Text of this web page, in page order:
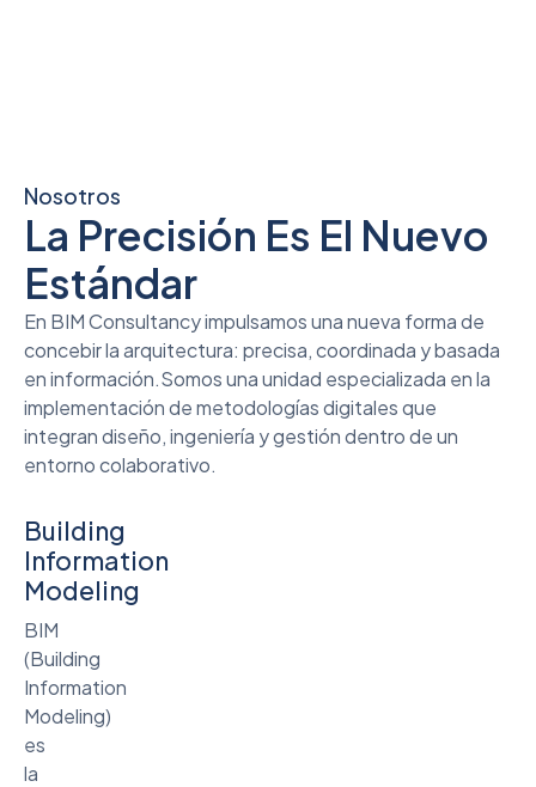
Nosotros
La Precisión Es El Nuevo
Estándar
En BIM Consultancy impulsamos una nueva forma de
concebir la arquitectura: precisa, coordinada y basada
en información.Somos una unidad especializada en la
implementación de metodologías digitales que
integran diseño, ingeniería y gestión dentro de un
entorno colaborativo.
Building
Information
Modeling
BIM
(Building
Information
Modeling)
es
la